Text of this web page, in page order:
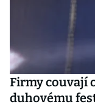
Firmy couvají
duhovému